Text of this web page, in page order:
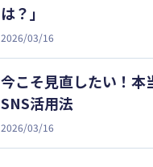
は？」
2026/03/16
今こそ見直したい！本
SNS活用法
2026/03/16